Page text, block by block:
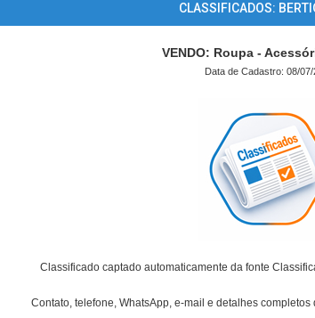
CLASSIFICADOS:
VENDO: Roupa -
Data de Cadastro: 08/07/
Classificado captado automaticamente da fonte
Contato, telefone, WhatsApp, e-mail e detalhes